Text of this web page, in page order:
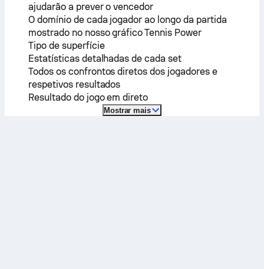
ajudarão a prever o vencedor
O domínio de cada jogador ao longo da partida
mostrado no nosso gráfico Tennis Power
Tipo de superfície
Estatísticas detalhadas de cada set
Todos os confrontos diretos dos jogadores e
respetivos resultados
Resultado do jogo em direto
Mostrar mais